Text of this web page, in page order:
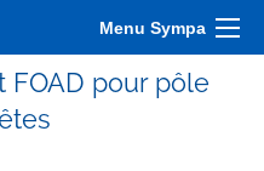
Menu Sympa
FOAD pour pôle